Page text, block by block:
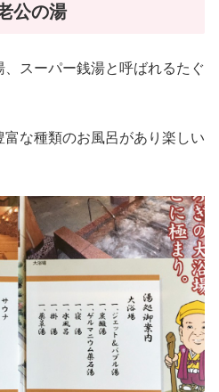
公の湯
スーパー銭湯と呼ばれるたぐ
な種類のお風呂があり楽しい